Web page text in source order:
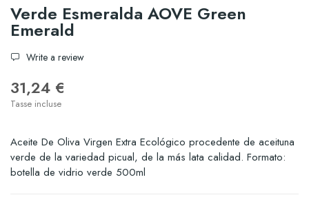
Verde Esmeralda AOVE Green
Emerald
Write a review
31,24 €
Tasse incluse
Aceite De Oliva Virgen Extra Ecológico procedente de aceituna
verde de la variedad picual, de la más lata calidad. Formato:
botella de vidrio verde 500ml